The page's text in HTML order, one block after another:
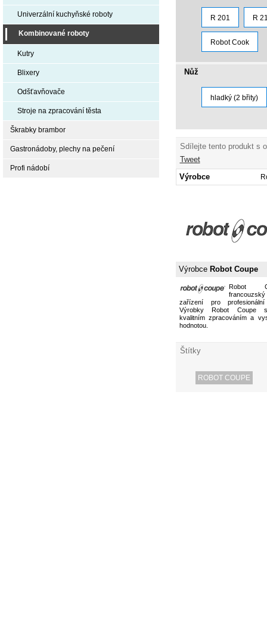
R 201 R
Robot Cook
Nůž
hladký (2 břity)
Sdílejte tento produkt s
Tweet
Výrobce
Výrobce Robot Coupe
Robot
zařízení pro profesionální
Výrobky Robot Coupe
kvalitním zpracováním a
hodnotou.
Štítky
ROBOT COUPE
Univerzální kuchyňské roboty
Kombinované roboty
Kutry
Blixery
Odšťavňovače
Stroje na zpracování těsta
Škrabky brambor
Gastronádoby, plechy na pečení
Profi nádobí